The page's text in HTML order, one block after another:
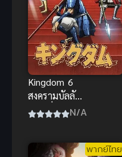
Kingdom 6
สงครามบัลลังก์
ผงาดจิ๋นซี ภาค
N/A
พากย์ไทย